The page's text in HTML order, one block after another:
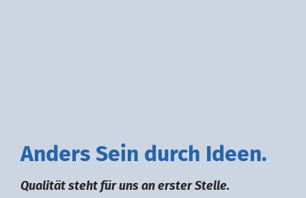
Anders Sein durch deen.
Qualität steht für uns an erster Stelle.